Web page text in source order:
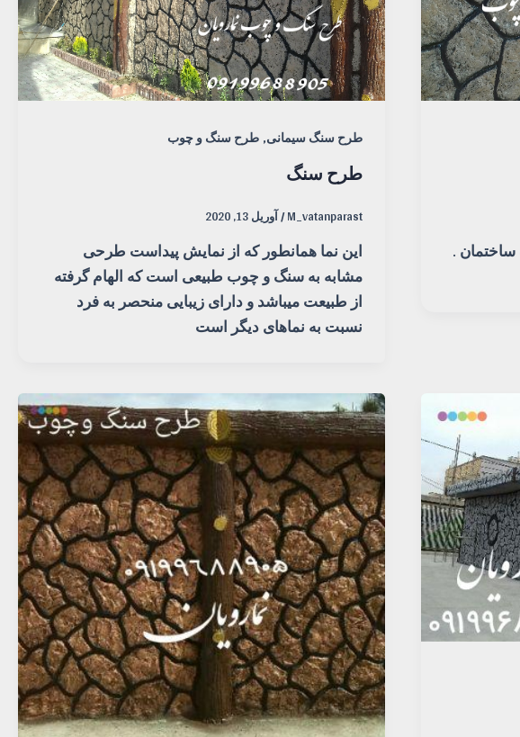
.
طرح سنگ سیمانی,طرح سنگ و چوب
طرح سنگ
M_vatanparast
/آوریل 13, 2020
این نما همانطور که از نمایش پیداست طرحی
مشابه به سنگ و چوب طبیعی است که الهام گرفته
از طبیعت میباشد و دارای زیبایی منحصر به فرد
نسبت به نماهای دیگر است